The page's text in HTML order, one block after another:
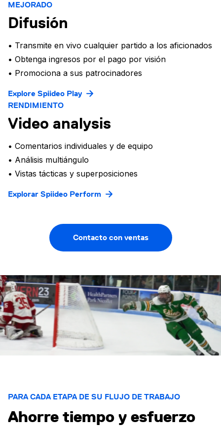
MEJORADO
Difusión
• Transmite en vivo cualquier partido a los aficionados
• Obtenga ingresos por el pago por visión
• Promociona a sus patrocinadores
Explore Spiideo Play
RENDIMIENTO
Video analysis
• Comentarios individuales y de equipo
• Análisis multiángulo
• Vistas tácticas y superposiciones
Explorar Spiideo Perform
Contacto con ventas
PARA CADA ETAPA DE SU FLUJO DE TRABAJO
Ahorre tiempo y esfuerzo